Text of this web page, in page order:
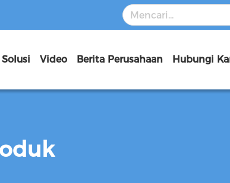
Solusi Video Berita Perusahaan Hubungi